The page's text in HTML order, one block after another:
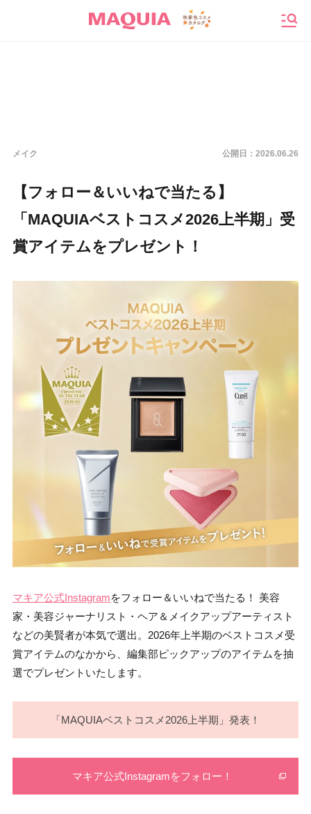
メイク 公開日： 2026.06.26
【フォロー＆いいねで当たる】
「MAQUIAベストコスメ2026上半期」受
賞アイテムをプレゼント！
マキア公式Instagramをフォロー＆いいねで当たる！ 美容
家・美容ジャーナリスト・ヘア＆メイクアップアーティスト
などの美賢者が本気で選出。2026年上半期のベストコスメ受
賞アイテムのなかから、編集部ピックアップのアイテムを抽
選でプレゼントいたします。
「MAQUIAベストコスメ2026上半期」発表！
マキア公式Instagramをフォロー！